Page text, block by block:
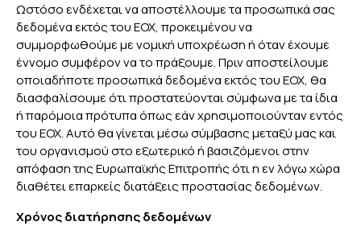
Ωστόσο ενδέχεται να αποστέλλουμε τα προσωπικά σας
δεδομένα εκτός του ΕΟΧ, προκειμένου να
συμμορφωθούμε με νομική υποχρέωση ή όταν έχουμε
έννομο συμφέρον να το πράξουμε. Πριν αποστείλουμε
οποιαδήποτε προσωπικά δεδομένα εκτός του ΕΟΧ, θα
διασφαλίσουμε ότι προστατεύονται σύμφωνα με τα ίδια
ή παρόμοια πρότυπα όπως εάν χρησιμοποιούνταν εντός
του ΕΟΧ. Αυτό θα γίνεται μέσω σύμβασης μεταξύ μας και
του οργανισμού στο εξωτερικό ή βασιζόμενοι στην
απόφαση της Ευρωπαϊκής Επιτροπής ότι η εν λόγω χώρα
διαθέτει επαρκείς διατάξεις προστασίας δεδομένων.
Χρόνος διατήρησης δεδομένων